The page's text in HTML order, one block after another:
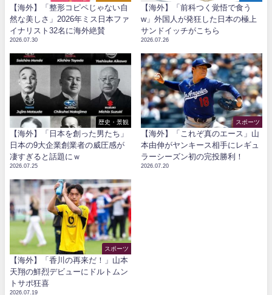
【海外】「整形コピペじゃない自
然な美しさ」2026年ミス日本ファ
イナリスト32名に海外絶賛
2026.07.30
【海外】「前科つく覚悟で食う
w」外国人が発狂した日本の極上
サンドイッチがこちら
2026.07.26
歴史・景観
【海外】「日本を創った男たち」
日本の9大企業創業者の威圧感が
凄すぎると話題にｗ
2026.07.25
スポーツ
【海外】「これぞ真のエース」山
本由伸がヤンキース相手にレギュ
ラーシーズン初の完投勝利！
2026.07.20
スポーツ
【海外】「香川の再来だ！」山本
天翔の鮮烈デビューにドルトムン
トサポ狂喜
2026.07.19